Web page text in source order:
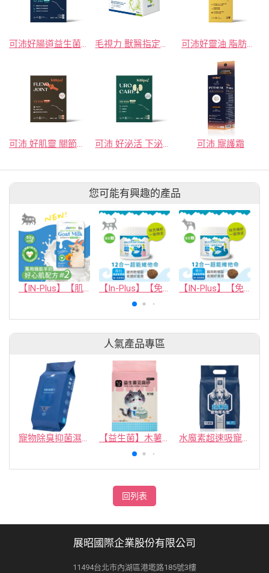
可沛好腸道益生菌複合配方, 3.3公克 x 30 毛視力 獸醫指定眼科保健品 可沛好靈油 脂肪酸複合配方, 45毫升
可沛 寵護霜
您可能有興趣的產品
【IN-Plus】【肌力保健】萬用機能羊奶 #2 好心肌配方 (50克x4包)(犬貓保健品) 【In-Plus】【免疫保健】貓用12合1超能維他命 【IN-Plus】【免疫保健】犬用12合1超能維他命 60顆(狗保健品)(軟錠型)
人氣產品專區
寵物除臭抑菌濕紙巾／30抽／無味【4包100】 【益生菌】木薯豆腐砂/豆腐砂 (1包最低$119起)抽貓砂機 水魔素超速吸寵物尿布墊買1送1
回列表
展昭國際企業股份有限公司
11494台北市內湖區港墘路185號3樓